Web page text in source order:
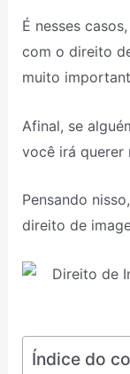
É nesses
com o direito
muito
Afinal, se
você irá querer
Pensando
direito de
Índice do